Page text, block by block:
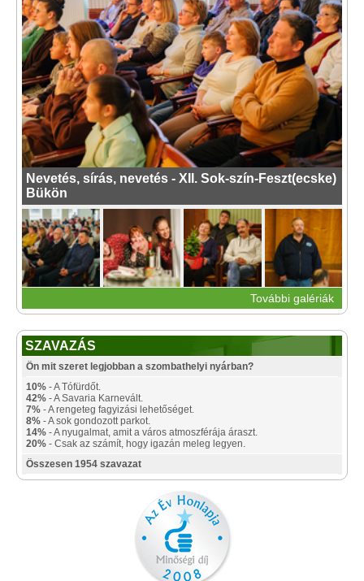
Nevetés, sírás, nevetés - XII. Sok-szín-Feszt(ecske)
Bükön
További galériák
SZAVAZÁS
Ön mit szeret legjobban a szombathelyi nyárban?
10% - A Tófürdőt.
42% - A Savaria Karnevált.
7% - A rengeteg fagyizási lehetőséget.
8% - A sok gondozott parkot.
14% - A nyugalmat, amit a város atmoszférája áraszt.
20% - Csak az számít, hogy igazán meleg legyen.
Összesen 1954 szavazat